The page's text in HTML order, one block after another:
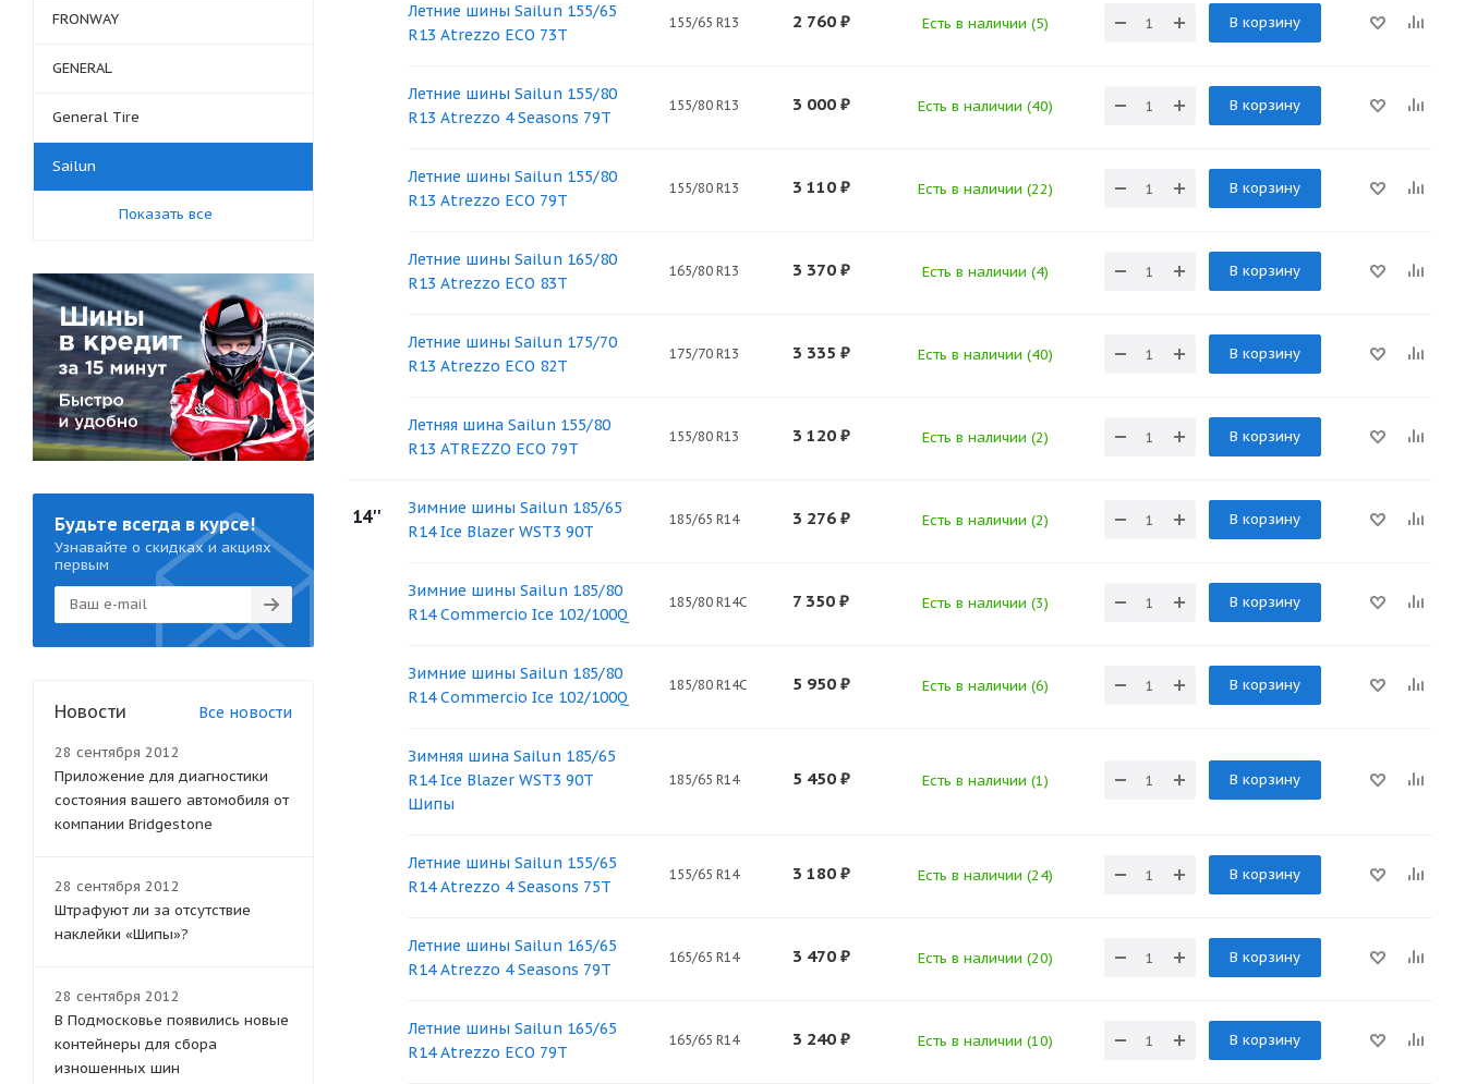
Летние шины Sailun 155/65
R13 Atrezzo ECO 73T
155/65 R13 2 760 ₽ Есть в наличии (5) В корзину
Летние шины Sailun 155/80
R13 Atrezzo 4 Seasons 79T
155/80 R13 3 000 ₽ Есть в наличии (40) В корзину
Летние шины Sailun 155/80
R13 Atrezzo ECO 79T
155/80 R13 3 110 ₽ Есть в наличии (22) В корзину
Летние шины Sailun 165/80
R13 Atrezzo ECO 83T
165/80 R13 3 370 ₽ Есть в наличии (4) В корзину
Летние шины Sailun 175/70
R13 Atrezzo ECO 82T
175/70 R13 3 335 ₽ Есть в наличии (40) В корзину
Летняя шина Sailun 155/80
R13 ATREZZO ECO 79T
155/80 R13 3 120 ₽ Есть в наличии (2) В корзину
14''
Зимние шины Sailun 185/65
R14 Ice Blazer WST3 90T
185/65 R14 3 276 ₽ Есть в наличии (2) В корзину
Зимние шины Sailun 185/80
R14 Commercio Ice 102/100Q
185/80 R14C 7 350 ₽ Есть в наличии (3) В корзину
Зимние шины Sailun 185/80
R14 Commercio Ice 102/100Q
185/80 R14C 5 950 ₽ Есть в наличии (6) В корзину
Зимняя шина Sailun 185/65
R14 Ice Blazer WST3 90T
Шипы
185/65 R14 5 450 ₽ Есть в наличии (1) В корзину
Летние шины Sailun 155/65
R14 Atrezzo 4 Seasons 75T
155/65 R14 3 180 ₽ Есть в наличии (24) В корзину
Летние шины Sailun 165/65
R14 Atrezzo 4 Seasons 79T
165/65 R14 3 470 ₽ Есть в наличии (20) В корзину
Летние шины Sailun 165/65
R14 Atrezzo ECO 79T
165/65 R14 3 240 ₽ Есть в наличии (10) В корзину
FRONWAY
GENERAL
General Tire
Sailun
Показать все
Будьте всегда в курсе!
Узнавайте о скидках и акциях
первым
Новости Все новости
28 сентября 2012
Приложение для диагностики
состояния вашего автомобиля от
компании Bridgestone
28 сентября 2012
Штрафуют ли за отсутствие
наклейки «Шипы»?
28 сентября 2012
В Подмосковье появились новые
контейнеры для сбора
изношенных шин